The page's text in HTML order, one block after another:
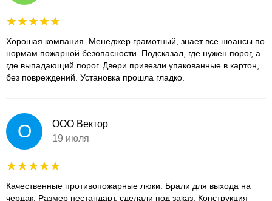
Хорошая компания. Менеджер грамотный, знает все нюансы по
нормам пожарной безопасности. Подсказал, где нужен порог, а
где выпадающий порог. Двери привезли упакованные в картон,
без повреждений. Установка прошла гладко.
О
ООО Вектор
19 июля
Качественные противопожарные люки. Брали для выхода на
чердак. Размер нестандарт, сделали под заказ. Конструкция